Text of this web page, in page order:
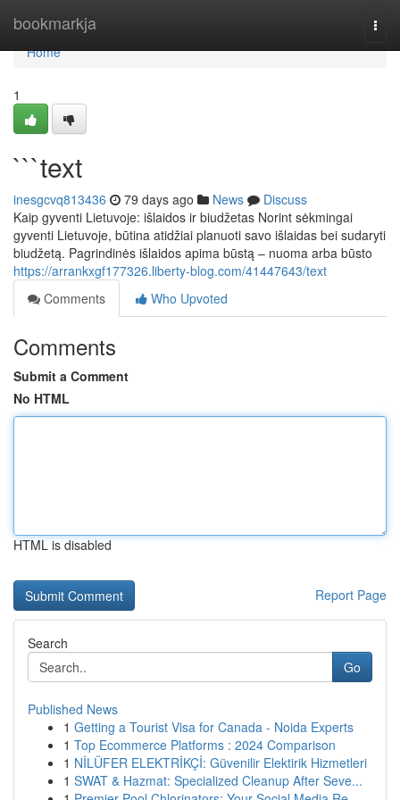
bookmarkja
Home
Home
1
```text
inesgcvq813436 79 days ago News
Discuss
Kaip gyventi Lietuvoje: išlaidos ir biudžetas Norint sėkmingai
gyventi Lietuvoje, būtina atidžiai planuoti savo išlaidas bei sudaryti
biudžetą. Pagrindinės išlaidos apima būstą – nuoma arba būsto
https://arrankxgf177326.liberty-blog.com/41447643/text
Comments
Who Upvoted
Comments
Submit a Comment
No HTML
HTML is disabled
Report Page
Search
Go
Published News
1 Getting a Tourist Visa for Canada - Noida Experts
1 Top Ecommerce Platforms : 2024 Comparison
1 NİLÜFER ELEKTRİKÇİ: Güvenilir Elektirik Hizmetleri
1 SWAT & Hazmat: Specialized Cleanup After Seve...